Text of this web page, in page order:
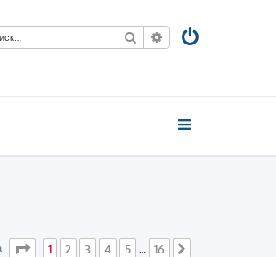
Поиск Расширенный
Страница из
1 2 3 4 5 16